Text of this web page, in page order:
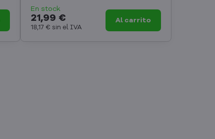
En stock
21,99 €
18,17 € sin el IVA
Al carrito